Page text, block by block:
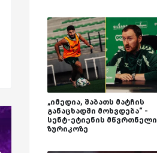
„იმედია, შაბათს მატჩის
განაცხადში მოხვდება“ -
სენტ-ეტიენის მწვრთნელი
ზურიკოზე